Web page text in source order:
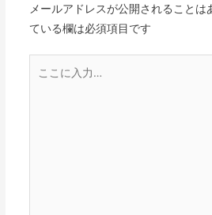
ー
シ
ン
メールアドレスが公開されることは
ている欄は必須項目です